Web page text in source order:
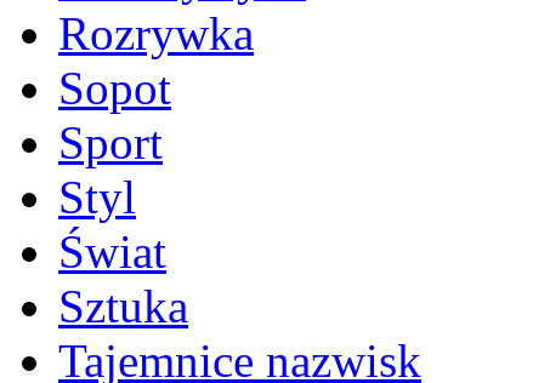
Rozrywka
Sopot
Sport
Styl
Świat
Sztuka
Tajemnice nazwisk